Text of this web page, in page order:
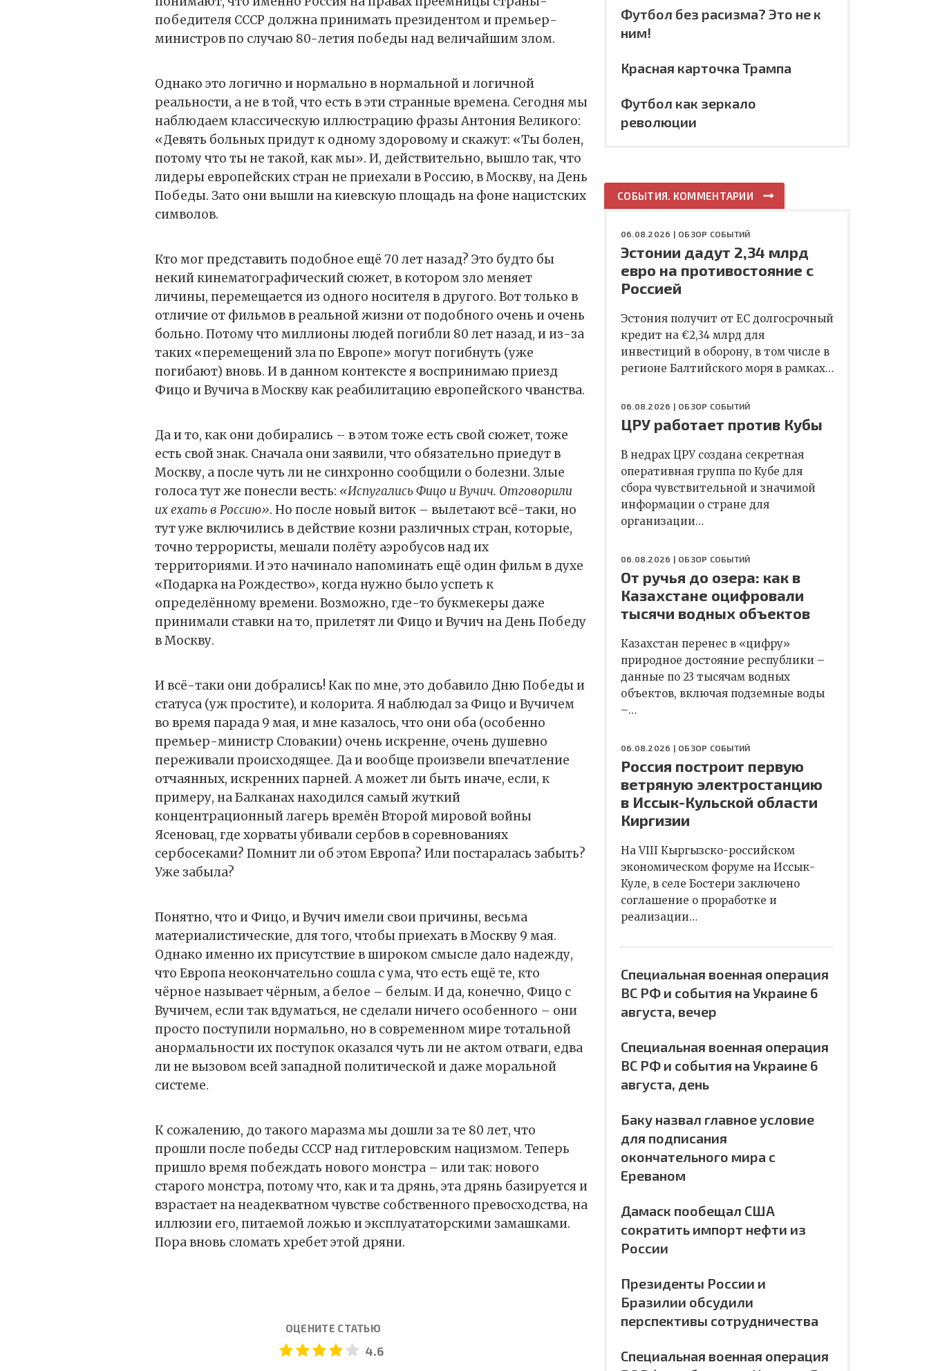
победителя СССР должна принимать президентом и премьер-
министров по случаю 80-летия победы над величайшим злом.
Однако это логично и нормально в нормальной и логичной
реальности, а не в той, что есть в эти странные времена. Сегодня мы
наблюдаем классическую иллюстрацию фразы Антония Великого:
«Девять больных придут к одному здоровому и скажут: «Ты болен,
потому что ты не такой, как мы». И, действительно, вышло так, что
лидеры европейских стран не приехали в Россию, в Москву, на День
Победы. Зато они вышли на киевскую площадь на фоне нацистских
символов.
Кто мог представить подобное ещё 70 лет назад? Это будто бы
некий кинематографический сюжет, в котором зло меняет
личины, перемещается из одного носителя в другого. Вот только в
отличие от фильмов в реальной жизни от подобного очень и очень
больно. Потому что миллионы людей погибли 80 лет назад, и из-за
таких «перемещений зла по Европе» могут погибнуть (уже
погибают) вновь. И в данном контексте я воспринимаю приезд
Фицо и Вучича в Москву как реабилитацию европейского чванства.
Да и то, как они добирались – в этом тоже есть свой сюжет, тоже
есть свой знак. Сначала они заявили, что обязательно приедут в
Москву, а после чуть ли не синхронно сообщили о болезни. Злые
голоса тут же понесли весть: «Испугались Фицо и Вучич. Отговорили
их ехать в Россию». Но после новый виток – вылетают всё-таки, но
тут уже включились в действие козни различных стран, которые,
точно террористы, мешали полёту аэробусов над их
территориями. И это начинало напоминать ещё один фильм в духе
«Подарка на Рождество», когда нужно было успеть к
определённому времени. Возможно, где-то букмекеры даже
принимали ставки на то, прилетят ли Фицо и Вучич на День Победу
в Москву.
И всё-таки они добрались! Как по мне, это добавило Дню Победы и
статуса (уж простите), и колорита. Я наблюдал за Фицо и Вучичем
во время парада 9 мая, и мне казалось, что они оба (особенно
премьер-министр Словакии) очень искренне, очень душевно
переживали происходящее. Да и вообще произвели впечатление
отчаянных, искренних парней. А может ли быть иначе, если, к
примеру, на Балканах находился самый жуткий
концентрационный лагерь времён Второй мировой войны
Ясеновац, где хорваты убивали сербов в соревнованиях
сербосеками? Помнит ли об этом Европа? Или постаралась забыть?
Уже забыла?
Понятно, что и Фицо, и Вучич имели свои причины, весьма
материалистические, для того, чтобы приехать в Москву 9 мая.
Однако именно их присутствие в широком смысле дало надежду,
что Европа неокончательно сошла с ума, что есть ещё те, кто
чёрное называет чёрным, а белое – белым. И да, конечно, Фицо с
Вучичем, если так вдуматься, не сделали ничего особенного – они
просто поступили нормально, но в современном мире тотальной
анормальности их поступок оказался чуть ли не актом отваги, едва
ли не вызовом всей западной политической и даже моральной
системе.
К сожалению, до такого маразма мы дошли за те 80 лет, что
прошли после победы СССР над гитлеровским нацизмом. Теперь
пришло время побеждать нового монстра – или так: нового
старого монстра, потому что, как и та дрянь, эта дрянь базируется и
взрастает на неадекватном чувстве собственного превосходства, на
иллюзии его, питаемой ложью и эксплуататорскими замашками.
Пора вновь сломать хребет этой дряни.
ОЦЕНИТЕ СТАТЬЮ
4.6
Футбол без расизма? Это не к
ним!
Красная карточка Трампа
Футбол как зеркало
революции
СОБЫТИЯ. КОММЕНТАРИИ
06.08.2026 | ОБЗОР СОБЫТИЙ
Эстонии дадут 2,34 млрд
евро на противостояние с
Россией
Эстония получит от ЕС долгосрочный
кредит на €2,34 млрд для
инвестиций в оборону, в том числе в
регионе Балтийского моря в рамках…
06.08.2026 | ОБЗОР СОБЫТИЙ
ЦРУ работает против Кубы
В недрах ЦРУ создана секретная
оперативная группа по Кубе для
сбора чувствительной и значимой
информации о стране для
организации…
06.08.2026 | ОБЗОР СОБЫТИЙ
От ручья до озера: как в
Казахстане оцифровали
тысячи водных объектов
Казахстан перенес в «цифру»
природное достояние республики –
данные по 23 тысячам водных
объектов, включая подземные воды
–…
06.08.2026 | ОБЗОР СОБЫТИЙ
Россия построит первую
ветряную электростанцию
в Иссык-Кульской области
Киргизии
На VIII Кыргызско-российском
экономическом форуме на Иссык-
Куле, в селе Бостери заключено
соглашение о проработке и
реализации…
Специальная военная операция
ВС РФ и события на Украине 6
августа, вечер
Специальная военная операция
ВС РФ и события на Украине 6
августа, день
Баку назвал главное условие
для подписания
окончательного мира с
Ереваном
Дамаск пообещал США
сократить импорт нефти из
России
Президенты России и
Бразилии обсудили
перспективы сотрудничества
Специальная военная операция